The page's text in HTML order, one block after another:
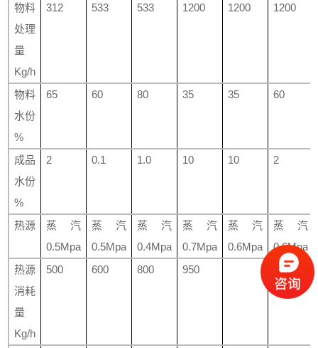
物料
处理
量
Kg/h
312 533 533 1200 1200 1200
物料
水份
%
65 60 80 35 35 60
成品
水份
%
2 0.1 1.0 10 10 2
热源
蒸汽
0.5Mpa
蒸汽
0.5Mpa
蒸汽
0.4Mpa
蒸汽
0.7Mpa
蒸汽
0.6Mpa
蒸汽
0.6Mpa
热源
消耗
量
Kg/h
500 600 800 950